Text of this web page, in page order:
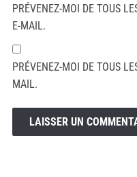
PRÉVENEZ-MOI DE TOUS
E-MAIL.
PRÉVENEZ-MOI DE TOUS
MAIL.